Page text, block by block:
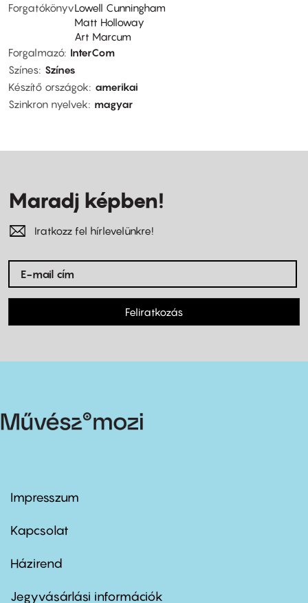
ForgatókönyvLowell Cunningham
Matt Holloway
Art Marcum
Forgalmazó InterCom
Színes Színes
Készítő országok
amerikai
Szinkron nyelvek
magyar
Maradj képben!
Iratkozz fel hírlevelünkre!
Feliratkozás
Footer
first
Impresszum
Kapcsolat
Footer
second
Házirend
Jegyvásárlási információk